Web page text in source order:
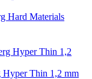
Hard Materials
Thin 1,2 mm